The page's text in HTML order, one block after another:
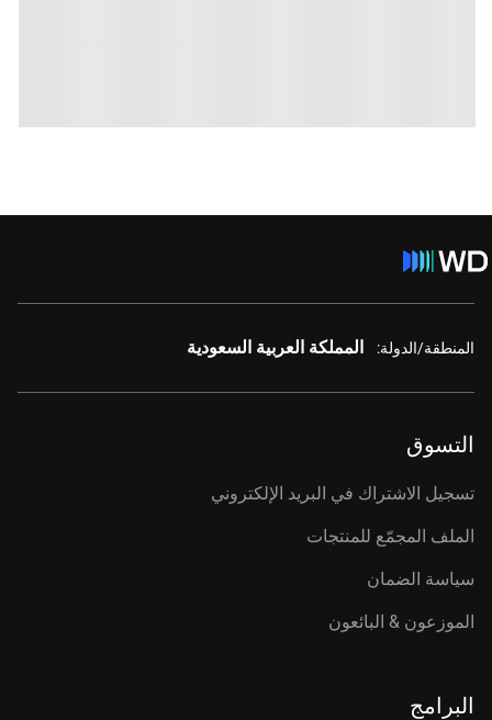
المنطقة/الدولة: المملكة العربية السعودية
التسوق
تسجيل الاشتراك في البريد الإلكتروني
الملف المجمّع للمنتجات
سياسة الضمان
الموزعون & البائعون
البرامج